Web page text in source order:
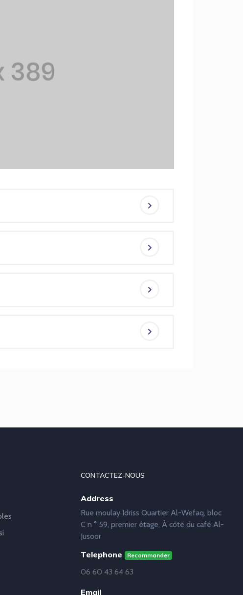
CONTACTEZ-NOUS
Address
Rue moulay Idriss Quartier Al-Wefaq, bloc
C n ° 59, premier étage, À côté du café Al-
Jusoor
Telephone Recommander
06 60 43 64 63
Email